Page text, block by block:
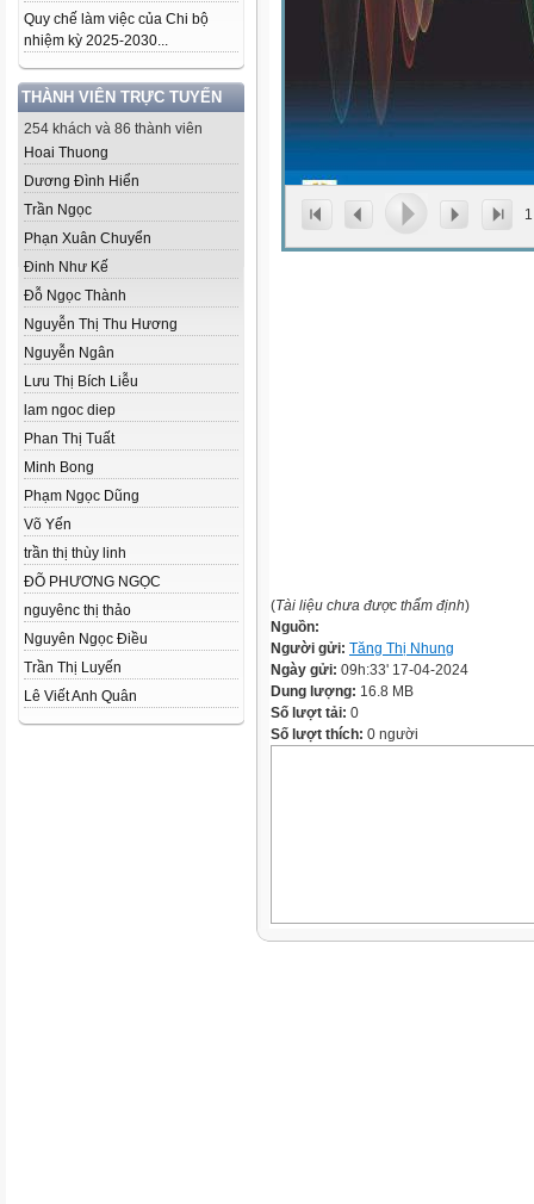
Quy chế làm việc của Chi bộ
nhiệm kỳ 2025-2030...
THÀNH VIÊN TRỰC TUYẾN
254 khách và 86 thành viên
Hoai Thuong
Dương Đình Hiển
Trần Ngọc
Phạn Xuân Chuyển
Đinh Như Kế
Đỗ Ngọc Thành
Nguyễn Thị Thu Hương
Nguyễn Ngân
Lưu Thị Bích Liễu
lam ngoc diep
Phan Thị Tuất
Minh Bong
Phạm Ngọc Dũng
Võ Yến
trần thị thùy linh
ĐÕ PHƯƠNG NGỌC
nguyênc thị thảo
Nguyên Ngọc Điều
Trần Thị Luyến
Lê Viết Anh Quân
1
(Tài liệu chưa được thẩm định)
Nguồn:
Người gửi: Tăng Thị Nhung
Ngày gửi: 09h:33' 17-04-2024
Dung lượng: 16.8 MB
Số lượt tải: 0
Số lượt thích: 0 người